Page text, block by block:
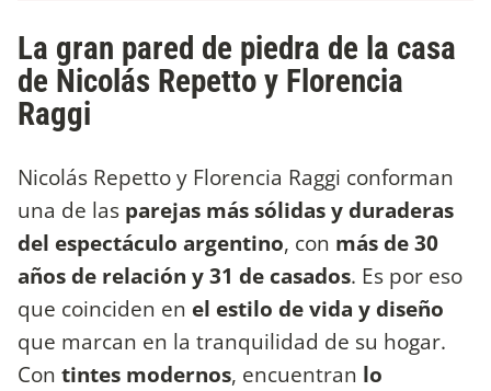
La gran pared de piedra de la casa
de Nicolás Repetto y Florencia
Raggi
Nicolás Repetto y Florencia Raggi conforman
una de las parejas más sólidas y duraderas
del espectáculo argentino, con más de 30
años de relación y 31 de casados. Es por eso
que coinciden en el estilo de vida y diseño
que marcan en la tranquilidad de su hogar.
Con tintes modernos, encuentran lo